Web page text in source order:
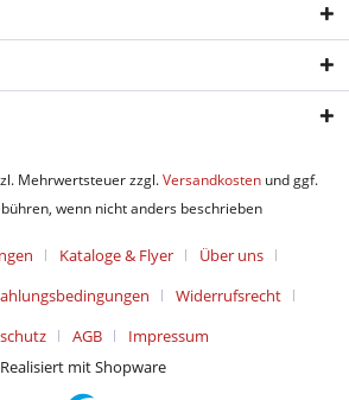
Mehrwertsteuer zzgl.Versandkosten und ggf.
wenn nicht anders beschrieben
Kataloge & Flyer
Über uns
Widerrufsrecht
AGB
Impressum
Realisiert mit Shopware